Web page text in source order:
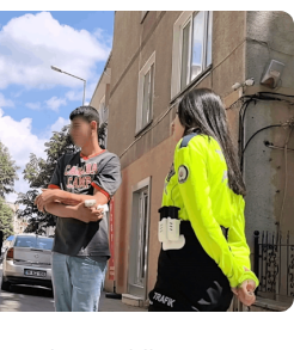
ilçesinde 15 yaşındaki
motosikletle yanına yaklaşan
saldırısında kolundan
kaçarken, Muhammed B.’ye
yoldan geçen polis ekipleri